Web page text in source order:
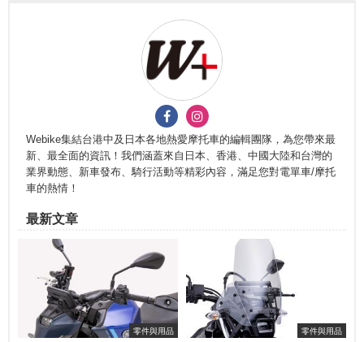
Webike集結台港中及日本各地熱愛摩托車的編輯團隊，為您帶來最
新、最全面的資訊！我們涵蓋來自日本、香港、中國大陸和台灣的
業界動態、新車發布、騎行活動等精彩內容，滿足您對電單車/摩托
車的熱情！
最新文章
零件與用品 零件與用品